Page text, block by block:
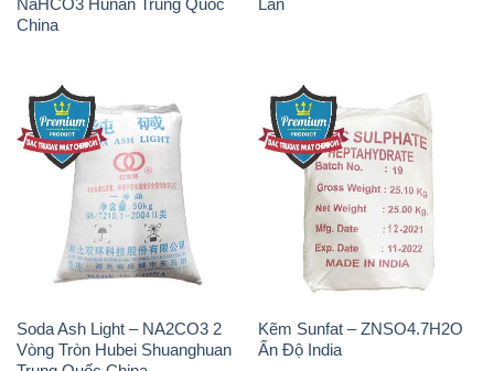
THÔNG TIN
Giới thiệu
Sản phẩm
Chính sách và quy định chung
Tin tức